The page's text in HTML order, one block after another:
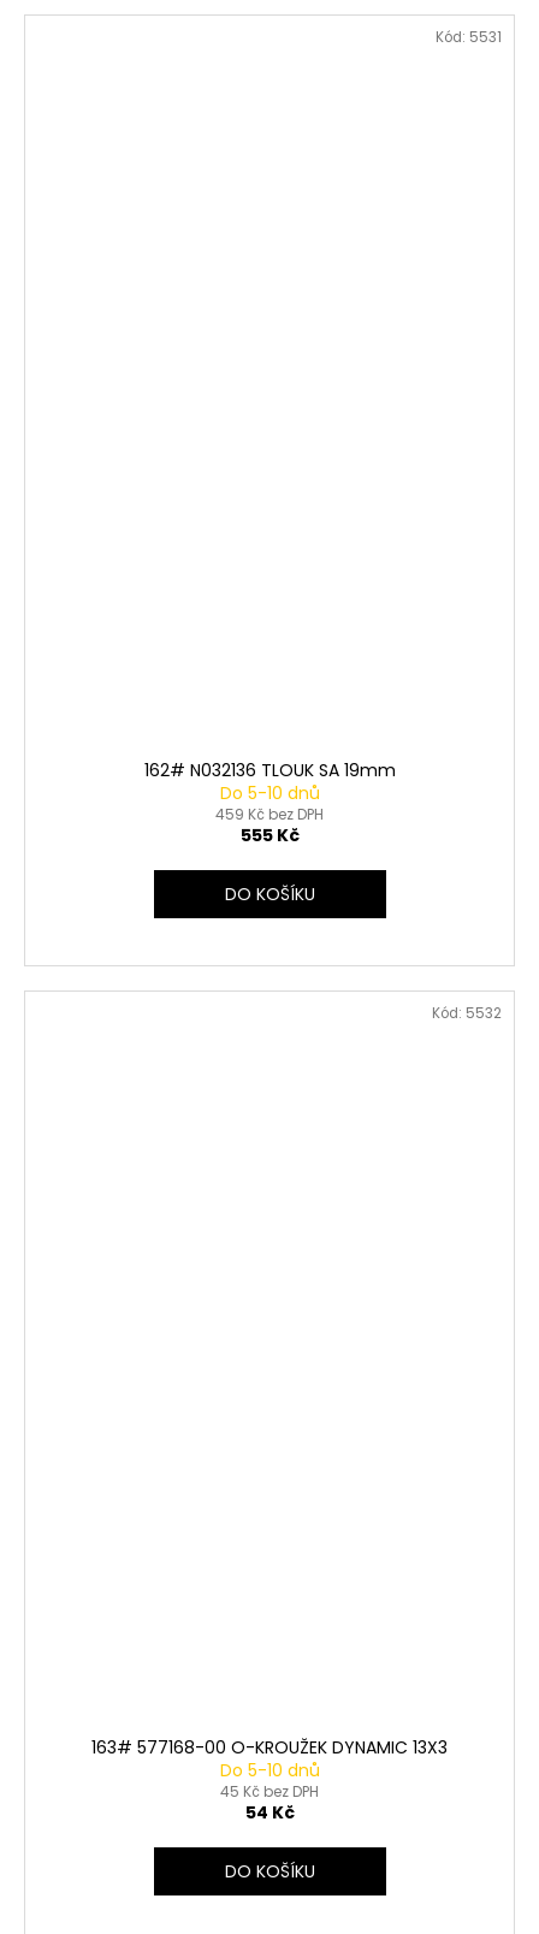
162# N032136 TLOUK SA 19mm
Do 5-10 dnů
459 Kč bez DPH
555 Kč
DO KOŠÍKU
Kód: 5531
163# 577168-00 O-KROUŽEK DYNAMIC 13X3
Do 5-10 dnů
45 Kč bez DPH
54 Kč
DO KOŠÍKU
Kód: 5532